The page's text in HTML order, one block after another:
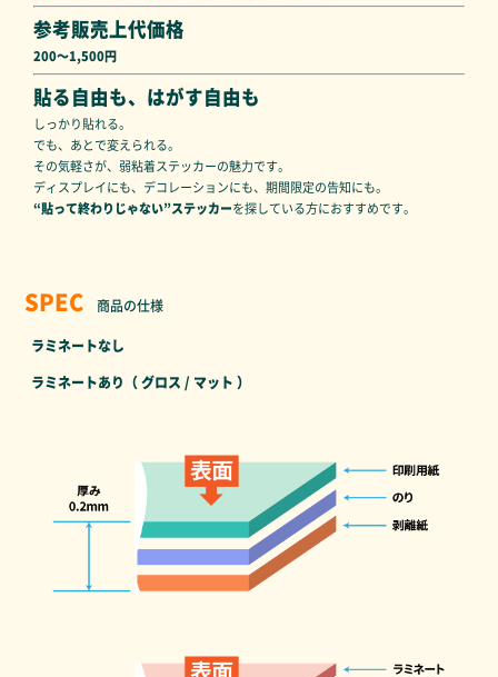
参考販売上代価格
200～1,500円
貼る自由も、はがす自由も
しっかり貼れる。
でも、あとで変えられる。
その気軽さが、弱粘着ステッカーの魅力です。
ディスプレイにも、デコレーションにも、期間限定の告知にも。
“貼って終わりじゃない”ステッカーを探している方におすすめです。
SPEC 商品の仕様
ラミネートなし
ラミネートあり（ グロス / マット ）